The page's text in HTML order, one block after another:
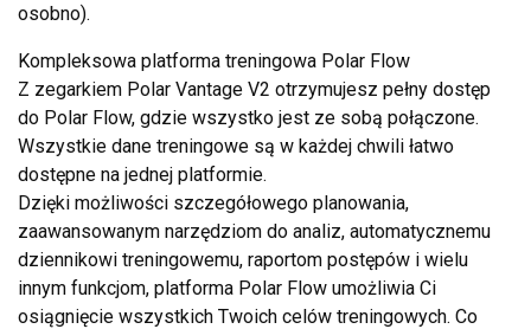
osobno).
Kompleksowa platforma treningowa Polar Flow
Z zegarkiem Polar Vantage V2 otrzymujesz pełny dostęp
do Polar Flow, gdzie wszystko jest ze sobą połączone.
Wszystkie dane treningowe są w każdej chwili łatwo
dostępne na jednej platformie.
Dzięki możliwości szczegółowego planowania,
zaawansowanym narzędziom do analiz, automatycznemu
dziennikowi treningowemu, raportom postępów i wielu
innym funkcjom, platforma Polar Flow umożliwia Ci
osiągnięcie wszystkich Twoich celów treningowych. Co